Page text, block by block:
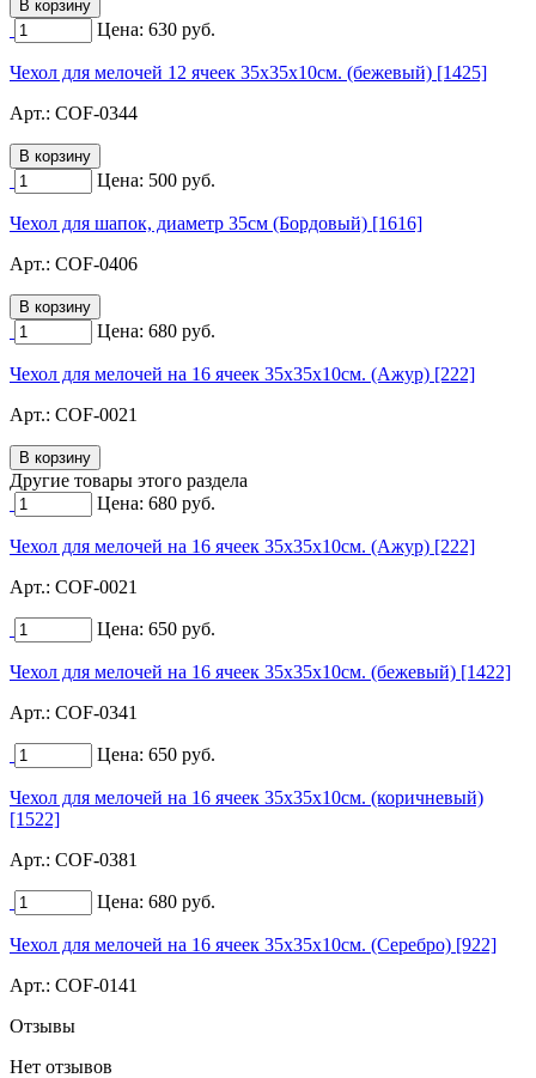
Цена: 630 руб.
Чехол для мелочей 12 ячеек 35х35х10см. (бежевый) [1425]
Арт.: COF-0344
Цена: 500 руб.
Чехол для шапок, диаметр 35см (Бордовый) [1616]
Арт.: COF-0406
Цена: 680 руб.
Чехол для мелочей на 16 ячеек 35х35х10см. (Ажур) [222]
Арт.: COF-0021
Другие товары этого раздела
Цена: 680 руб.
Чехол для мелочей на 16 ячеек 35х35х10см. (Ажур) [222]
Арт.: COF-0021
Цена: 650 руб.
Чехол для мелочей на 16 ячеек 35х35х10см. (бежевый) [1422]
Арт.: COF-0341
Цена: 650 руб.
Чехол для мелочей на 16 ячеек 35х35х10см. (коричневый)
[1522]
Арт.: COF-0381
Цена: 680 руб.
Чехол для мелочей на 16 ячеек 35х35х10см. (Серебро) [922]
Арт.: COF-0141
Отзывы
Нет отзывов